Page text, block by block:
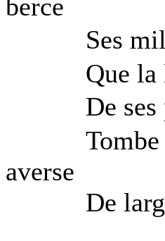
berce
Ses mille
Que la
De ses
Tombe
averse
De